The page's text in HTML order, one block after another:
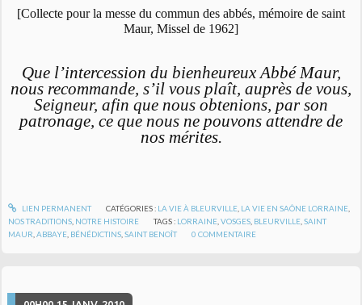
[Collecte pour la messe du commun des abbés, mémoire de saint
Maur, Missel de 1962]
Que l’intercession du bienheureux Abbé Maur,
nous recommande, s’il vous plaît, auprès de vous,
Seigneur, afin que nous obtenions, par son
patronage, ce que nous ne pouvons attendre de
nos mérites.
LIEN PERMANENT CATÉGORIES : LA VIE À BLEURVILLE, LA VIE EN SAÔNE LORRAINE,
NOS TRADITIONS NOTRE HISTOIRE TAGS : LORRAINE ,VOSGES BLEURVILLE ,SAINT
MAUR ,ABBAYE BÉNÉDICTINS ,SAINT BENOÎT 0 COMMENTAIRE